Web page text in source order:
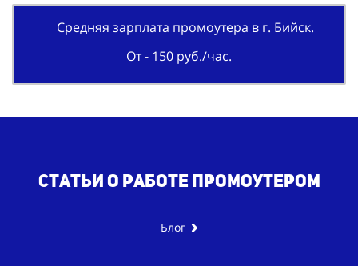
Средняя зарплата промоутера в г. Бийск.
От - 150 руб./час.
Статьи о работе промоутером
Блог